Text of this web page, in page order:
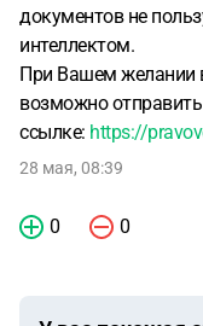
документов не
интеллектом.
При Вашем желании
возможно
ссылке: https://
28 мая, 08:39
0 0